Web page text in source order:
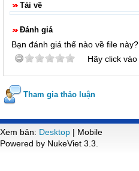
Tải về
Đánh giá
Bạn đánh giá thế nào về file này?
Hãy click
Tham gia thảo luận
Xem bản: Desktop | Mobile
Powered by NukeViet 3.3.